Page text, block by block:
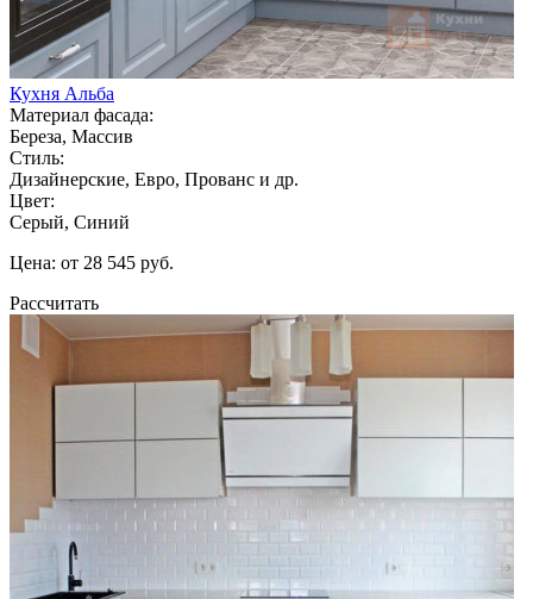
Кухня Альба
Материал фасада:
Береза, Массив
Стиль:
Дизайнерские, Евро, Прованс и др.
Цвет:
Серый, Синий
Цена: от 28 545 руб.
Рассчитать